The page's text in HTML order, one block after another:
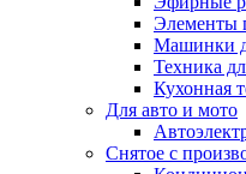
Элементы
Машинки
Техника
Кухонная
Для авто и мото
Снятое с